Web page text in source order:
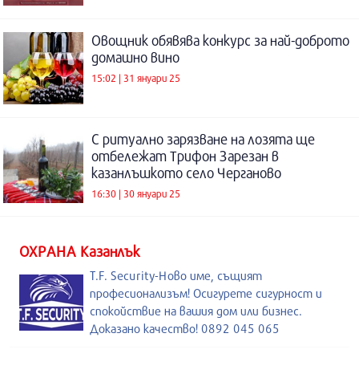
Овощник обявява конкурс за най-доброто
домашно вино
15:02 | 31 януари 25
С ритуално зарязване на лозята ще
отбележат Трифон Зарезан в
казанлъшкото село Черганово
16:30 | 30 януари 25
ОХРАНА Казанлък
T.F. Security-Ново име, същият
професионализъм! Осигурете сигурност и
спокойствие на вашия дом или бизнес.
Доказано качество! 0892 045 065